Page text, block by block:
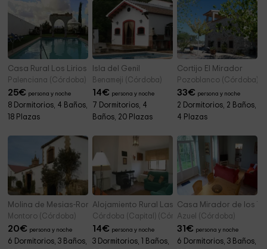
Casa Rural Los Lirios
Palenciana (Córdoba)
25€ persona y noche
8 Dormitorios, 4 Baños,
18 Plazas
Isla del Genil
Benameji (Córdoba)
14€ persona y noche
7 Dormitorios, 4
Baños, 20 Plazas
Cortijo El Mirador
Pozoblanco (Córdoba)
33€ persona y noche
2 Dormitorios, 2 Baños,
4 Plazas
Molina de Mesias-Romero
Montoro (Córdoba)
20€ persona y noche
6 Dormitorios, 3 Baños,
Alojamiento Rural Las Jaras
Córdoba (Capital) (Córdoba)
14€ persona y noche
3 Dormitorios, 1 Baños,
Casa Mirador de los
Azuel (Córdoba)
31€ persona y noche
6 Dormitorios, 3 Baños,